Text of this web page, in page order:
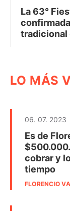
La 63°
tradicional
LO MÁS
06. 07. 2023
Es de
cobrar y
tiempo
FLORENCIO